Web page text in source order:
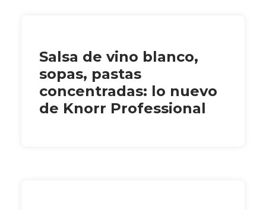
Salsa de vino blanco,
sopas, pastas
concentradas: lo nuevo
de Knorr Professional